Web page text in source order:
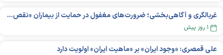
غربالگری و آگاهی‌بخشی؛ ضرورت‌های مغفول در حمایت از بیماران «نقص ایمنی اولیه»
۱ روز پیش
علی قمصری: «وجود ایران» بر «ماهیت ایران» اولویت دارد